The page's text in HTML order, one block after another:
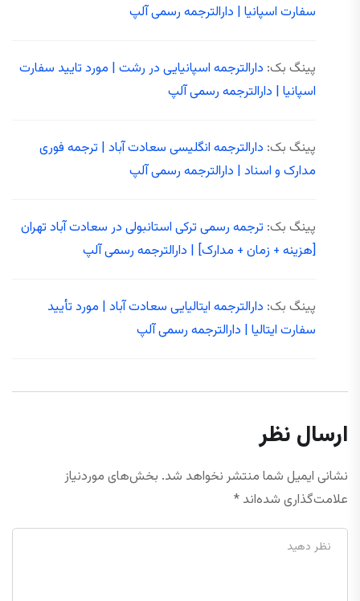
سفارت اسپانیا | دارالترجمه رسمی آلپ
پینگ بک: دارالترجمه اسپانیایی در رشت | مورد تایید سفارت
اسپانیا | دارالترجمه رسمی آلپ
پینگ بک: دارالترجمه انگلیسی سعادت‌ آباد | ترجمه فوری
مدارک و اسناد | دارالترجمه رسمی آلپ
پینگ بک: ترجمه رسمی ترکی استانبولی در سعادت آباد تهران
[هزینه + زمان + مدارک] | دارالترجمه رسمی آلپ
پینگ بک: دارالترجمه ایتالیایی سعادت آباد | مورد تأیید
سفارت ایتالیا | دارالترجمه رسمی آلپ
ارسال نظر
نشانی ایمیل شما منتشر نخواهد شد. بخش‌های موردنیاز
علامت‌گذاری شده‌اند *